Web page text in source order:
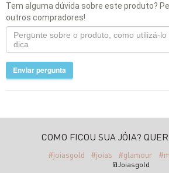
Tem alguma dúvida sobre este produto?
outros compradores!
Enviar pergunta
COMO FICOU SUA JÓIA?
#joiasgold #joias #glamour
@Joiasgold